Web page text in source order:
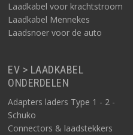
Laadkabel voor krachtstroom
Laadkabel Mennekes
Laadsnoer voor de auto
EV > LAADKABEL
ONDERDELEN
Adapters laders Type 1 - 2 -
Schuko
Connectors & laadstekkers